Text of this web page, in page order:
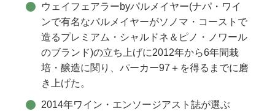
ウェイフェアラーbyパルメイヤー(ナパ・ワイ
ンで有名なパルメイヤーがソノマ・コーストで
造るプレミアム・シャルドネ＆ピノ・ノワール
のブランド)の立ち上げに2012年から6年間栽
培・醸造に関り、パーカー97＋を得るまでに磨
き上げた。
2014年ワイン・エンソージアスト誌が選ぶ